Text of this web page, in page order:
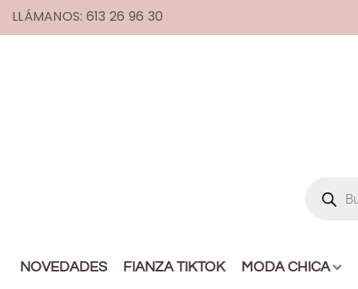
LLÁMANOS: 613 26 96 30
NOVEDADES FIANZA TIKTOK
MODA CHICA